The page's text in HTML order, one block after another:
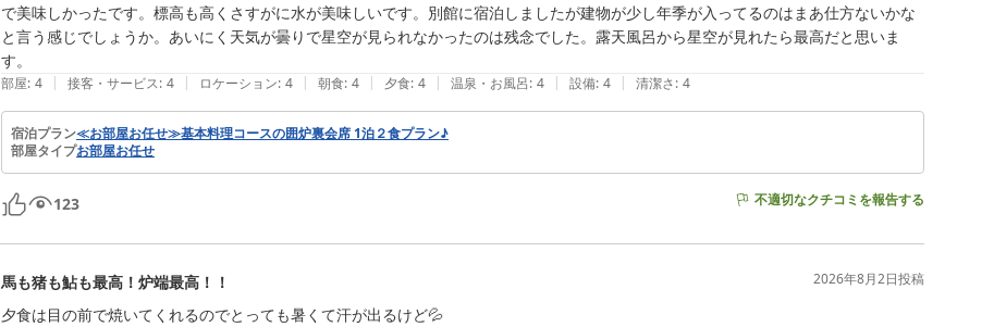
で美味しかったです。標高も高くさすがに水が美味しいです。別館に宿泊しましたが建物が少し年季が入ってるのはまあ仕方ないかな
と言う感じでしょうか。あいにく天気が曇りで星空が見られなかったのは残念でした。露天風呂から星空が見れたら最高だと思いま
す。
部屋: 4 | 接客・サービス: 4 | ロケーション: 4 | 朝食: 4 | 夕食: 4 | 温泉・お風呂: 4 | 設備: 4 | 清潔さ: 4
宿泊プラン≪お部屋お任せ≫基本料理コースの囲炉裏会席 1泊２食プラン♪
部屋タイプお部屋お任せ
123 不適切なクチコミを報告する
馬も猪も鮎も最高！炉端最高！！ 2026年8月2日投稿
夕食は目の前で焼いてくれるのでとっても暑くて汗が出るけど💦